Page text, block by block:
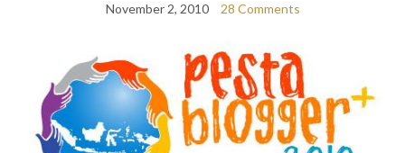
November 2, 2010 28 Comments